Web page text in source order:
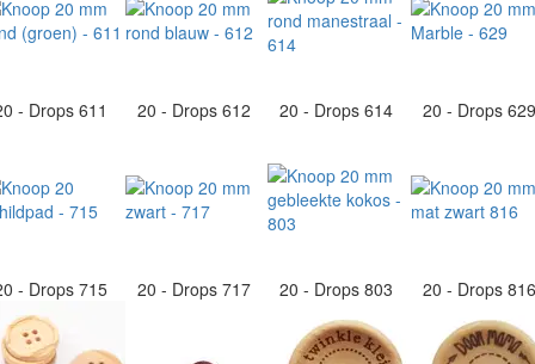
- Drops 611 20 - Drops 612 20 - Drops 614 20 - Drops
- Drops 715 20 - Drops 717 20 - Drops 803 20 - Drops